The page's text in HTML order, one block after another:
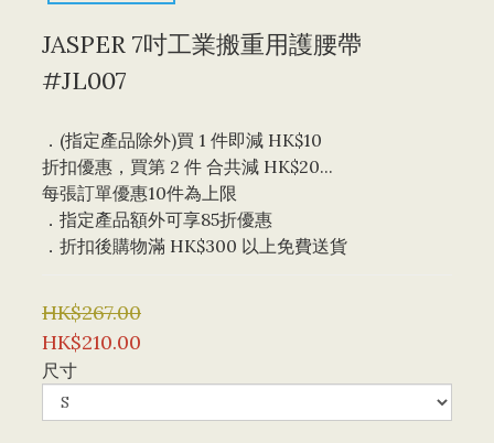
JASPER 7吋工業搬重用護腰帶
#JL007
．(指定產品除外)買 1 件即減 HK$10
折扣優惠，買第 2 件 合共減 HK$20...
每張訂單優惠10件為上限
．指定產品額外可享85折優惠
．折扣後購物滿 HK$300 以上免費送貨
HK$267.00
HK$210.00
尺寸